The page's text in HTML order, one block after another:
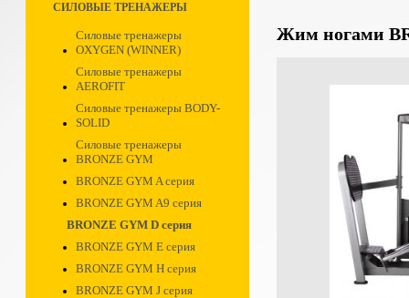
СИЛОВЫЕ ТРЕНАЖЕРЫ
Силовые тренажеры
OXYGEN (WINNER)
Силовые тренажеры
AEROFIT
Силовые тренажеры BODY-
SOLID
Силовые тренажеры
BRONZE GYM
BRONZE GYM A серия
BRONZE GYM A9 серия
BRONZE GYM D серия
BRONZE GYM E серия
BRONZE GYM H серия
BRONZE GYM J серия
Жим ногами